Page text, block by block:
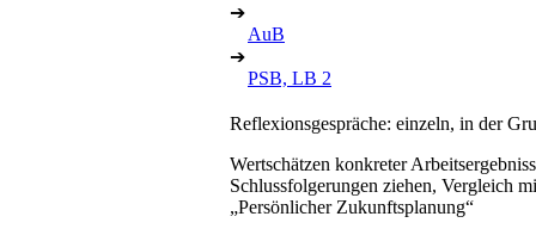
➔
AuB
➔
PSB, LB 2
Reflexionsgespräche: einzeln, in der
Wertschätzen konkreter
Schlussfolgerungen ziehen, Vergleich
„Persönlicher Zukunftsplanung“